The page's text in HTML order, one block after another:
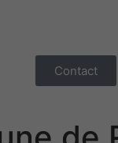
Contact